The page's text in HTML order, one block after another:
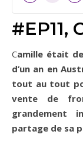
#EP11,
Camille était designer à Paris mais, après un voyage
d’un an en
tout au tout
vente de
grandement
partage de sa